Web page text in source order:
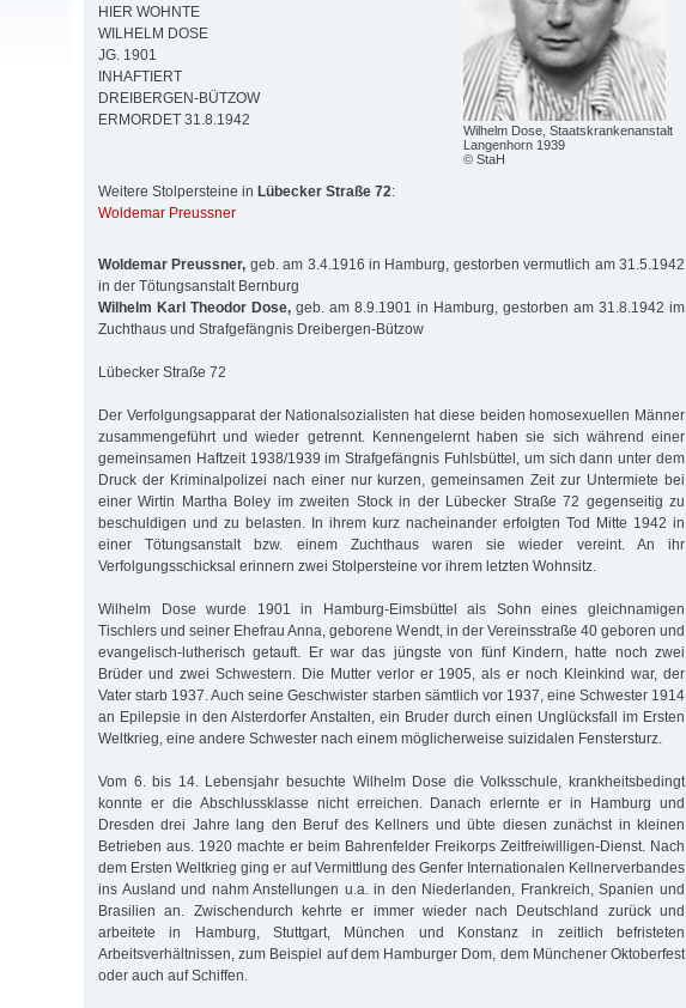
Wilhelm Dose, Staatskrankenanstalt
Langenhorn 1939
© StaH
HIER WOHNTE
WILHELM DOSE
JG. 1901
INHAFTIERT
DREIBERGEN-BÜTZOW
ERMORDET 31.8.1942
Weitere Stolpersteine in Lübecker Straße 72:
Woldemar Preussner
Woldemar Preussner, geb. am 3.4.1916 in Hamburg, gestorben vermutlich am 31.5.1942
in der Tötungsanstalt Bernburg
Wilhelm Karl Theodor Dose, geb. am 8.9.1901 in Hamburg, gestorben am 31.8.1942 im
Zuchthaus und Strafgefängnis Dreibergen-Bützow
Lübecker Straße 72
Der Verfolgungsapparat der Nationalsozialisten hat diese beiden homosexuellen Männer
zusammengeführt und wieder getrennt. Kennengelernt haben sie sich während einer
gemeinsamen Haftzeit 1938/1939 im Strafgefängnis Fuhlsbüttel, um sich dann unter dem
Druck der Kriminalpolizei nach einer nur kurzen, gemeinsamen Zeit zur Untermiete bei
einer Wirtin Martha Boley im zweiten Stock in der Lübecker Straße 72 gegenseitig zu
beschuldigen und zu belasten. In ihrem kurz nacheinander erfolgten Tod Mitte 1942 in
einer Tötungsanstalt bzw. einem Zuchthaus waren sie wieder vereint. An ihr
Verfolgungsschicksal erinnern zwei Stolpersteine vor ihrem letzten Wohnsitz.
Wilhelm Dose wurde 1901 in Hamburg-Eimsbüttel als Sohn eines gleichnamigen
Tischlers und seiner Ehefrau Anna, geborene Wendt, in der Vereinsstraße 40 geboren und
evangelisch-lutherisch getauft. Er war das jüngste von fünf Kindern, hatte noch zwei
Brüder und zwei Schwestern. Die Mutter verlor er 1905, als er noch Kleinkind war, der
Vater starb 1937. Auch seine Geschwister starben sämtlich vor 1937, eine Schwester 1914
an Epilepsie in den Alsterdorfer Anstalten, ein Bruder durch einen Unglücksfall im Ersten
Weltkrieg, eine andere Schwester nach einem möglicherweise suizidalen Fenstersturz.
Vom 6. bis 14. Lebensjahr besuchte Wilhelm Dose die Volksschule, krankheitsbedingt
konnte er die Abschlussklasse nicht erreichen. Danach erlernte er in Hamburg und
Dresden drei Jahre lang den Beruf des Kellners und übte diesen zunächst in kleinen
Betrieben aus. 1920 machte er beim Bahrenfelder Freikorps Zeitfreiwilligen-Dienst. Nach
dem Ersten Weltkrieg ging er auf Vermittlung des Genfer Internationalen Kellnerverbandes
ins Ausland und nahm Anstellungen u.a. in den Niederlanden, Frankreich, Spanien und
Brasilien an. Zwischendurch kehrte er immer wieder nach Deutschland zurück und
arbeitete in Hamburg, Stuttgart, München und Konstanz in zeitlich befristeten
Arbeitsverhältnissen, zum Beispiel auf dem Hamburger Dom, dem Münchener Oktoberfest
oder auch auf Schiffen.